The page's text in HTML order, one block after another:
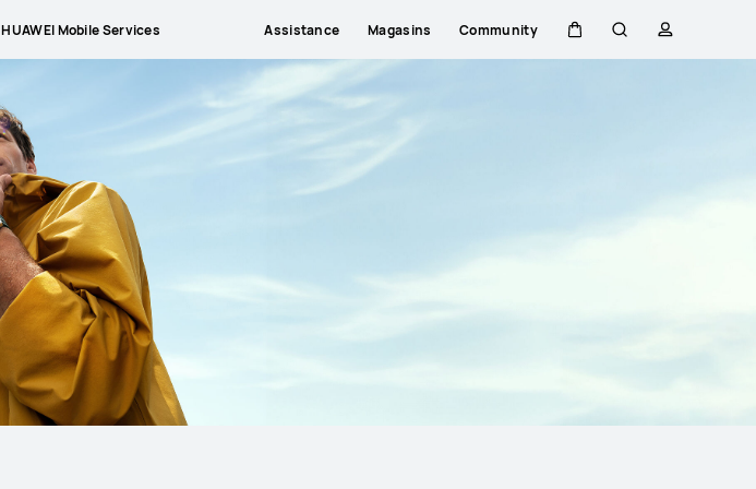
HUAWEI Mobile Services Assistance Magasins Community
CouvercleRechercher
profil